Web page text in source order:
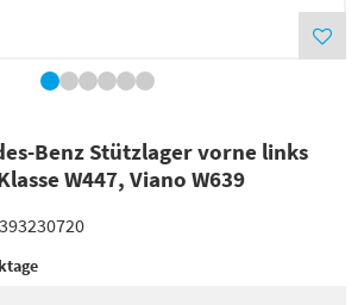
Benz Stützlager vorne links
W447, Viano W639